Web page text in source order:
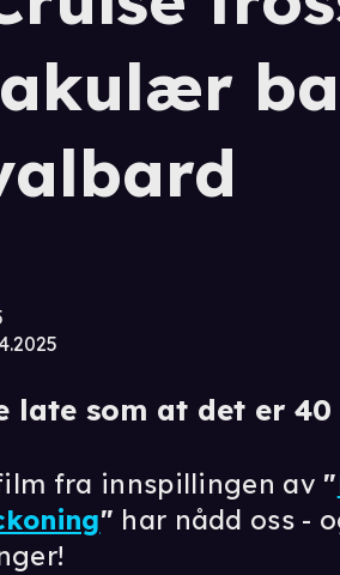
late som at det er
fra innspillingen av "
" har nådd oss -